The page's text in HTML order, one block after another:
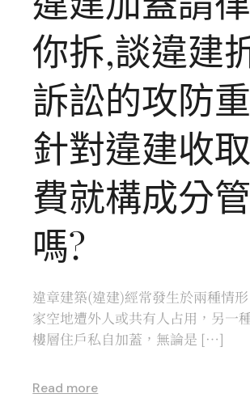
你拆,談違建
訴訟的攻防
針對違建收
費就構成分
嗎?
違章建築(違建)經常發生於兩種情
家空地遭外人或共有人占用，另一
樓層住戶私自加蓋，無論是 […]
Read more